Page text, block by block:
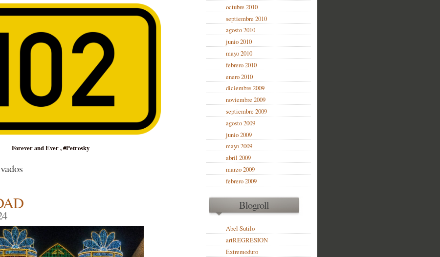
Forever and Ever , #Petrosky
en
102
octubre 2010
septiembre 2010
agosto 2010
junio 2010
mayo 2010
febrero 2010
enero 2010
diciembre 2009
noviembre 2009
septiembre 2009
agosto 2009
junio 2009
mayo 2009
abril 2009
marzo 2009
febrero 2009
Blogroll
Abel Sutilo
artREGRESION
Extremoduro